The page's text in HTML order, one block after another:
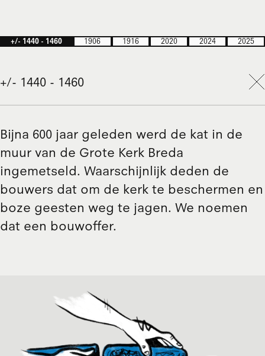
+/- 1440 - 1460 1906 1916 2020 2024 2025
+/- 1440 - 1460
Bijna 600 jaar geleden werd de kat in de
muur van de Grote Kerk Breda
ingemetseld. Waarschijnlijk deden de
bouwers dat om de kerk te beschermen en
boze geesten weg te jagen. We noemen
dat een bouwoffer.